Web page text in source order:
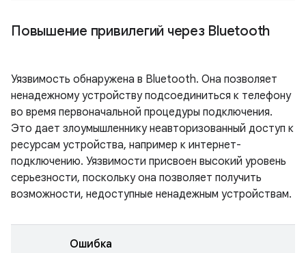
Повышение привилегий через Bluetooth
Уязвимость обнаружена в Bluetooth. Она позволяет
ненадежному устройству подсоединиться к телефону
во время первоначальной процедуры подключения.
Это дает злоумышленнику неавторизованный доступ к
ресурсам устройства, например к интернет-
подключению. Уязвимости присвоен высокий уровень
серьезности, поскольку она позволяет получить
возможности, недоступные ненадежным устройствам.
Ошибка